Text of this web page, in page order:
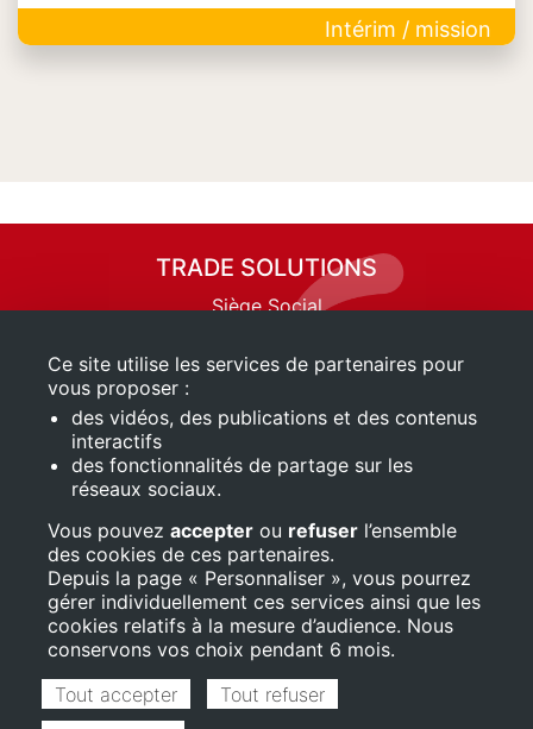
Intérim / mission
TRADE SOLUTIONS
Siège Social
31240 SAINT-JEAN
Tél. 05 61 30 97 77
mail_outline Nous écrire
Mentions légales
QUI SOMMES-NOUS ?
> L’entreprise
>Nos valeurs
>Nos métiers
> Partenaires
SUIVEZ-NOUS
Ce site utilise les services de partenaires pour
vous proposer :
des vidéos, des publications et des contenus
interactifs
des fonctionnalités de partage sur les
réseaux sociaux.
Vous pouvez accepter ou refuser l’ensemble
des cookies de ces partenaires.
Depuis la page « Personnaliser », vous pourrez
gérer individuellement ces services ainsi que les
cookies relatifs à la mesure d’audience. Nous
conservons vos choix pendant 6 mois.
Tout accepter
Tout refuser